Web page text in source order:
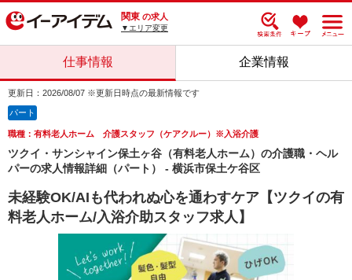
関東 の求人
▼エリア変更
仕事情報 企業情報
更新日：2026/08/07 ※更新日時点の最新情報です
パート
職種：有料老人ホーム 介護スタッフ（ケアクルー）※入浴介護
ツクイ・サンシャイン保土ヶ谷（有料老人ホーム）の介護職・ヘル
パーの求人情報詳細（パート） - 横浜市保土ケ谷区
未経験OK/AIも代われぬ心を通わすケア【ツクイの有
料老人ホーム/入浴介助スタッフ求人】